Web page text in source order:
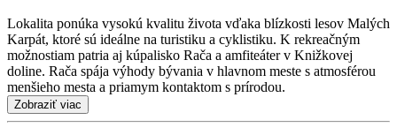
Lokalita ponúka vysokú kvalitu života vďaka blízkosti lesov Malých
Karpát, ktoré sú ideálne na turistiku a cyklistiku. K rekreačným
možnostiam patria aj kúpalisko Rača a amfiteáter v Knižkovej
doline. Rača spája výhody bývania v hlavnom meste s atmosférou
menšieho mesta a priamym kontaktom s prírodou.
Zobraziť viac